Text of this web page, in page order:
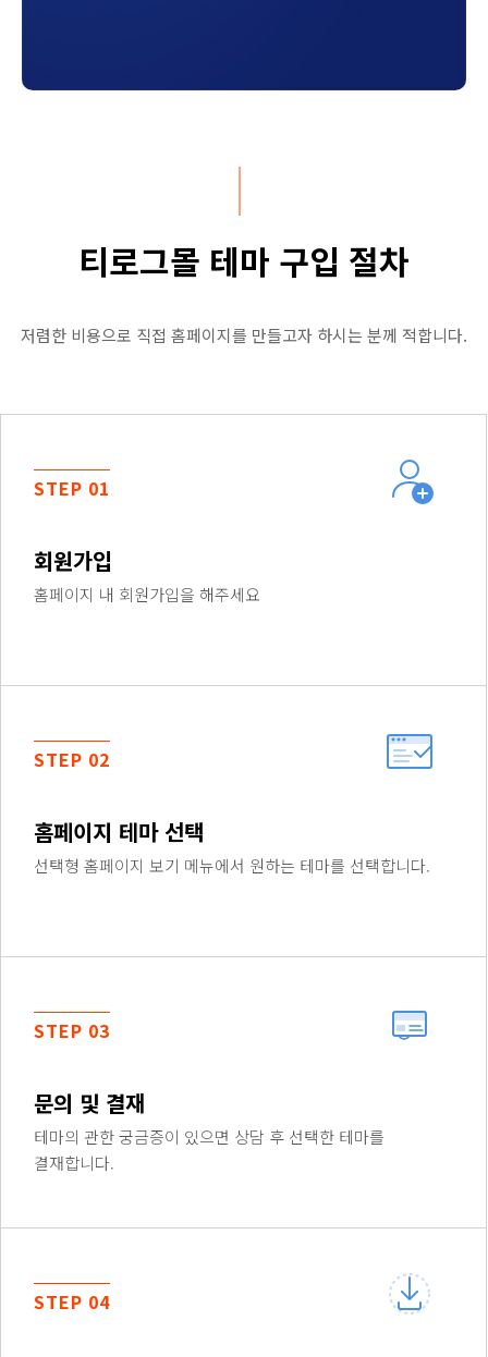
티로그몰 테마 구입 절차
저렴한 비용으로 직접 홈페이지를 만들고자 하시는 분께 적합니다.
STEP 01
회원가입
홈페이지 내 회원가입을 해주세요
STEP 02
홈페이지 테마 선택
선택형 홈페이지 보기 메뉴에서 원하는 테마를 선택합니다.
STEP 03
문의 및 결재
테마의 관한 궁금증이 있으면 상담 후 선택한 테마를
결재합니다.
STEP 04